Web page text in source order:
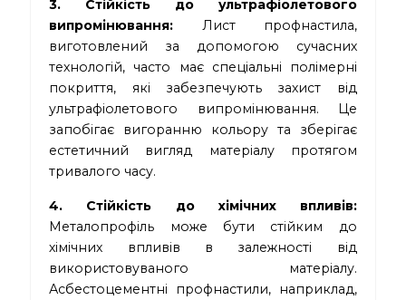
3. Стійкість до ультрафіолетового
випромінювання: Лист профнастила,
виготовлений за допомогою сучасних
технологій, часто має спеціальні полімерні
покриття, які забезпечують захист від
ультрафіолетового випромінювання. Це
запобігає вигоранню кольору та зберігає
естетичний вигляд матеріалу протягом
тривалого часу.
4. Стійкість до хімічних впливів:
Металопрофіль може бути стійким до
хімічних впливів в залежності від
використовуваного матеріалу.
Асбестоцементні профнастили, наприклад,